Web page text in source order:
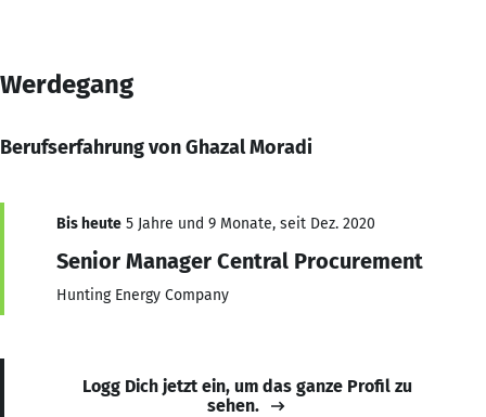
Werdegang
Berufserfahrung von Ghazal Moradi
Bis heute 5 Jahre und 9 Monate, seit Dez. 2020
Senior Manager Central Procurement
Hunting Energy Company
Logg Dich jetzt ein, um das ganze Profil zu
sehen.